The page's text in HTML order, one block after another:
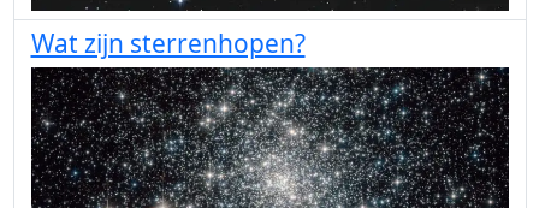
Wat zijn sterrenhopen?